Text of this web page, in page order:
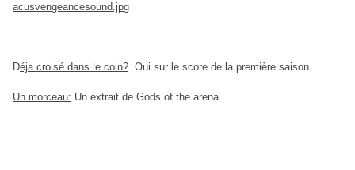
Déja croisé dans le coin? Oui sur le score de la première saison
Un morceau: Un extrait de Gods of the arena